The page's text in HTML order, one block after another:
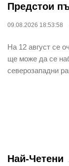
Предстои
09.08.2026 18:53:58
На 12 август се
ще може да се
северозападни
Най-Четени